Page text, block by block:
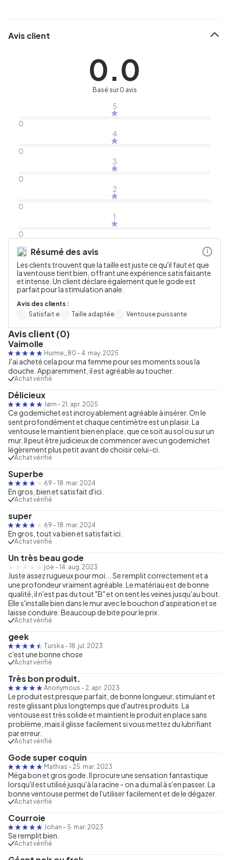
Avis client
0.0
Basé sur 0 avis
5
0
4
0
3
0
2
0
1
0
Résumé des avis
Les clients trouvent que la taille est juste ce qu'il faut et que
la ventouse tient bien, offrant une expérience satisfaisante
et intense. Un client déclare également que le gode est
parfait pour la stimulation anale.
Avis des clients :
Satisfait·e
Taille adaptée Ventouse puissante
i
Avis client (0)
Vaimolle
Hurme_80 - 4. may. 2025
J'ai acheté cela pour ma femme pour ses moments sous la
douche. Apparemment, il est agréable au toucher.
Achat vérifié
Délicieux
Jørn - 21. apr. 2025
Ce godemichet est incroyablement agréable à insérer. On le
sent profondément et chaque centimètre est un plaisir. La
ventouse le maintient bien en place, que ce soit au sol ou sur un
mur. Il peut être judicieux de commencer avec un godemichet
légèrement plus petit avant de choisir celui-ci.
Achat vérifié
Superbe
69 - 18. mar. 2024
En gros, bien et satisfait d'ici.
Achat vérifié
super
69 - 18. mar. 2024
En gros, tout va bien et satisfait ici.
Achat vérifié
Un très beau gode
joe - 14. aug. 2023
Juste assez rugueux pour moi... Se remplit correctement et a
une profondeur vraiment agréable. Le matériau est de bonne
qualité, il n'est pas du tout "B" et on sent les veines jusqu'au bout.
Elle s'installe bien dans le mur avec le bouchon d'aspiration et se
laisse conduire. Beaucoup de bite pour le prix.
Achat vérifié
geek
Turska - 18. jul. 2023
c'est une bonne chose
Achat vérifié
Très bon produit.
Anonymous - 2. apr. 2023
Le produit est presque parfait, de bonne longueur, stimulant et
reste glissant plus longtemps que d'autres produits. La
ventouse est très solide et maintient le produit en place sans
problème, mais il glisse facilement si vous mettez du lubrifiant
par erreur.
Achat vérifié
Gode super coquin
Mathias - 25. mar. 2023
Méga bon et gros gode. Il procure une sensation fantastique
lorsqu'il est utilisé jusqu'à la racine - on a du mal à s'en passer. La
bonne ventouse permet de l'utiliser facilement et de le dégazer.
Achat vérifié
Courroie
Johan - 5. mar. 2023
Se remplit bien.
Achat vérifié